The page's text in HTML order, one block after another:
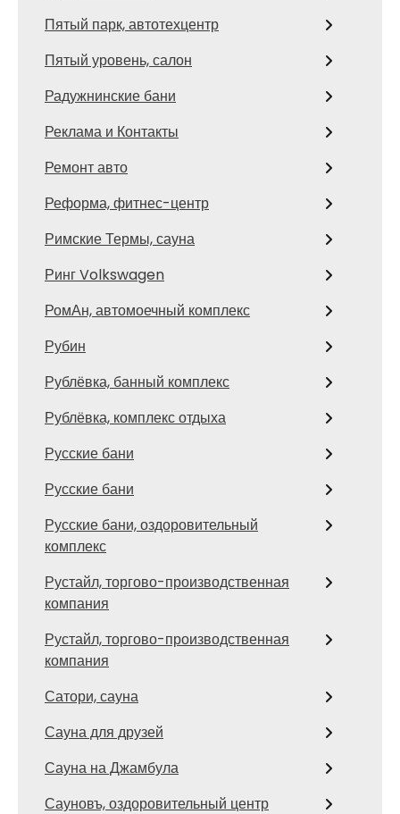
Пятый парк, автотехцентр
Пятый уровень, салон
Радужнинские бани
Реклама и Контакты
Ремонт авто
Реформа, фитнес-центр
Римские Термы, сауна
Ринг Volkswagen
РомАн, автомоечный комплекс
Рубин
Рублёвка, банный комплекс
Рублёвка, комплекс отдыха
Русские бани
Русские бани
Русские бани, оздоровительный
комплекс
Рустайл, торгово-производственная
компания
Рустайл, торгово-производственная
компания
Сатори, сауна
Сауна для друзей
Сауна на Джамбула
Сауновъ, оздоровительный центр